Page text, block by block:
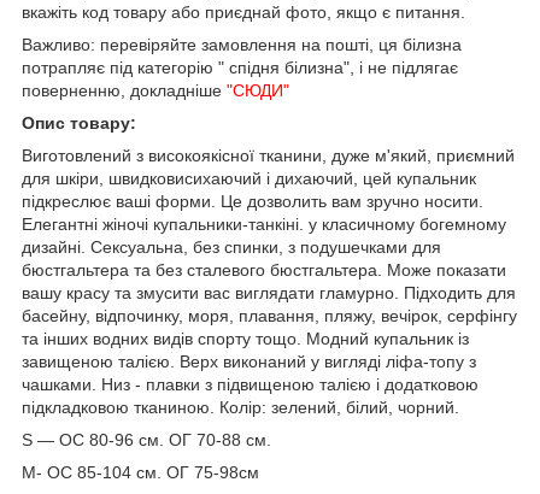
вкажіть код товару або приєднай фото, якщо є питання.
Важливо: перевіряйте замовлення на пошті, ця білизна
потрапляє під категорію " спідня білизна", і не підлягає
поверненню, докладніше "СЮДИ"
Опис товару:
Виготовлений з високоякісної тканини, дуже м'який, приємний
для шкіри, швидковисихаючий і дихаючий, цей купальник
підкреслює ваші форми. Це дозволить вам зручно носити.
Елегантні жіночі купальники-танкіні. у класичному богемному
дизайні. Сексуальна, без спинки, з подушечками для
бюстгальтера та без сталевого бюстгальтера. Може показати
вашу красу та змусити вас виглядати гламурно. Підходить для
басейну, відпочинку, моря, плавання, пляжу, вечірок, серфінгу
та інших водних видів спорту тощо. Модний купальник із
завищеною талією. Верх виконаний у вигляді ліфа-топу з
чашками. Низ - плавки з підвищеною талією і додатковою
підкладковою тканиною. Колір: зелений, білий, чорний.
S — ОС 80-96 см. ОГ 70-88 см.
M- ОС 85-104 см. ОГ 75-98см